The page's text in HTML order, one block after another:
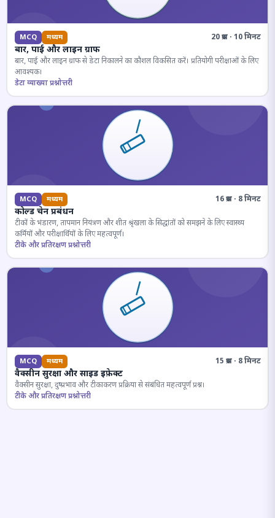
MCQ मध्यम 20 प्रश्न · 10 मिनट
बार, पाई और लाइन ग्राफ
बार, पाई और लाइन ग्राफ से डेटा निकालने का कौशल विकसित करें। प्रतियोगी परीक्षाओं के लिए
आवश्यक।
डेटा व्याख्या प्रश्नोत्तरी
MCQ मध्यम 16 प्रश्न · 8 मिनट
कोल्ड चेन प्रबंधन
टीकों के भंडारण, तापमान नियंत्रण और शीत श्रृंखला के सिद्धांतों को समझने के लिए स्वास्थ्य
कर्मियों और परीक्षार्थियों के लिए महत्वपूर्ण।
टीके और प्रतिरक्षण प्रश्नोत्तरी
MCQ मध्यम 15 प्रश्न · 8 मिनट
वैक्सीन सुरक्षा और साइड इफ़ेक्ट
वैक्सीन सुरक्षा, दुष्प्रभाव और टीकाकरण प्रक्रिया से संबंधित महत्वपूर्ण प्रश्न।
टीके और प्रतिरक्षण प्रश्नोत्तरी